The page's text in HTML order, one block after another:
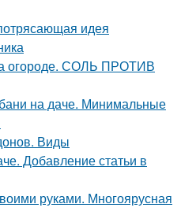
идея
огороде. СОЛЬ ПРОТИВ
на даче. Минимальные
Виды
Добавление статьи в
руками. Многоярусная